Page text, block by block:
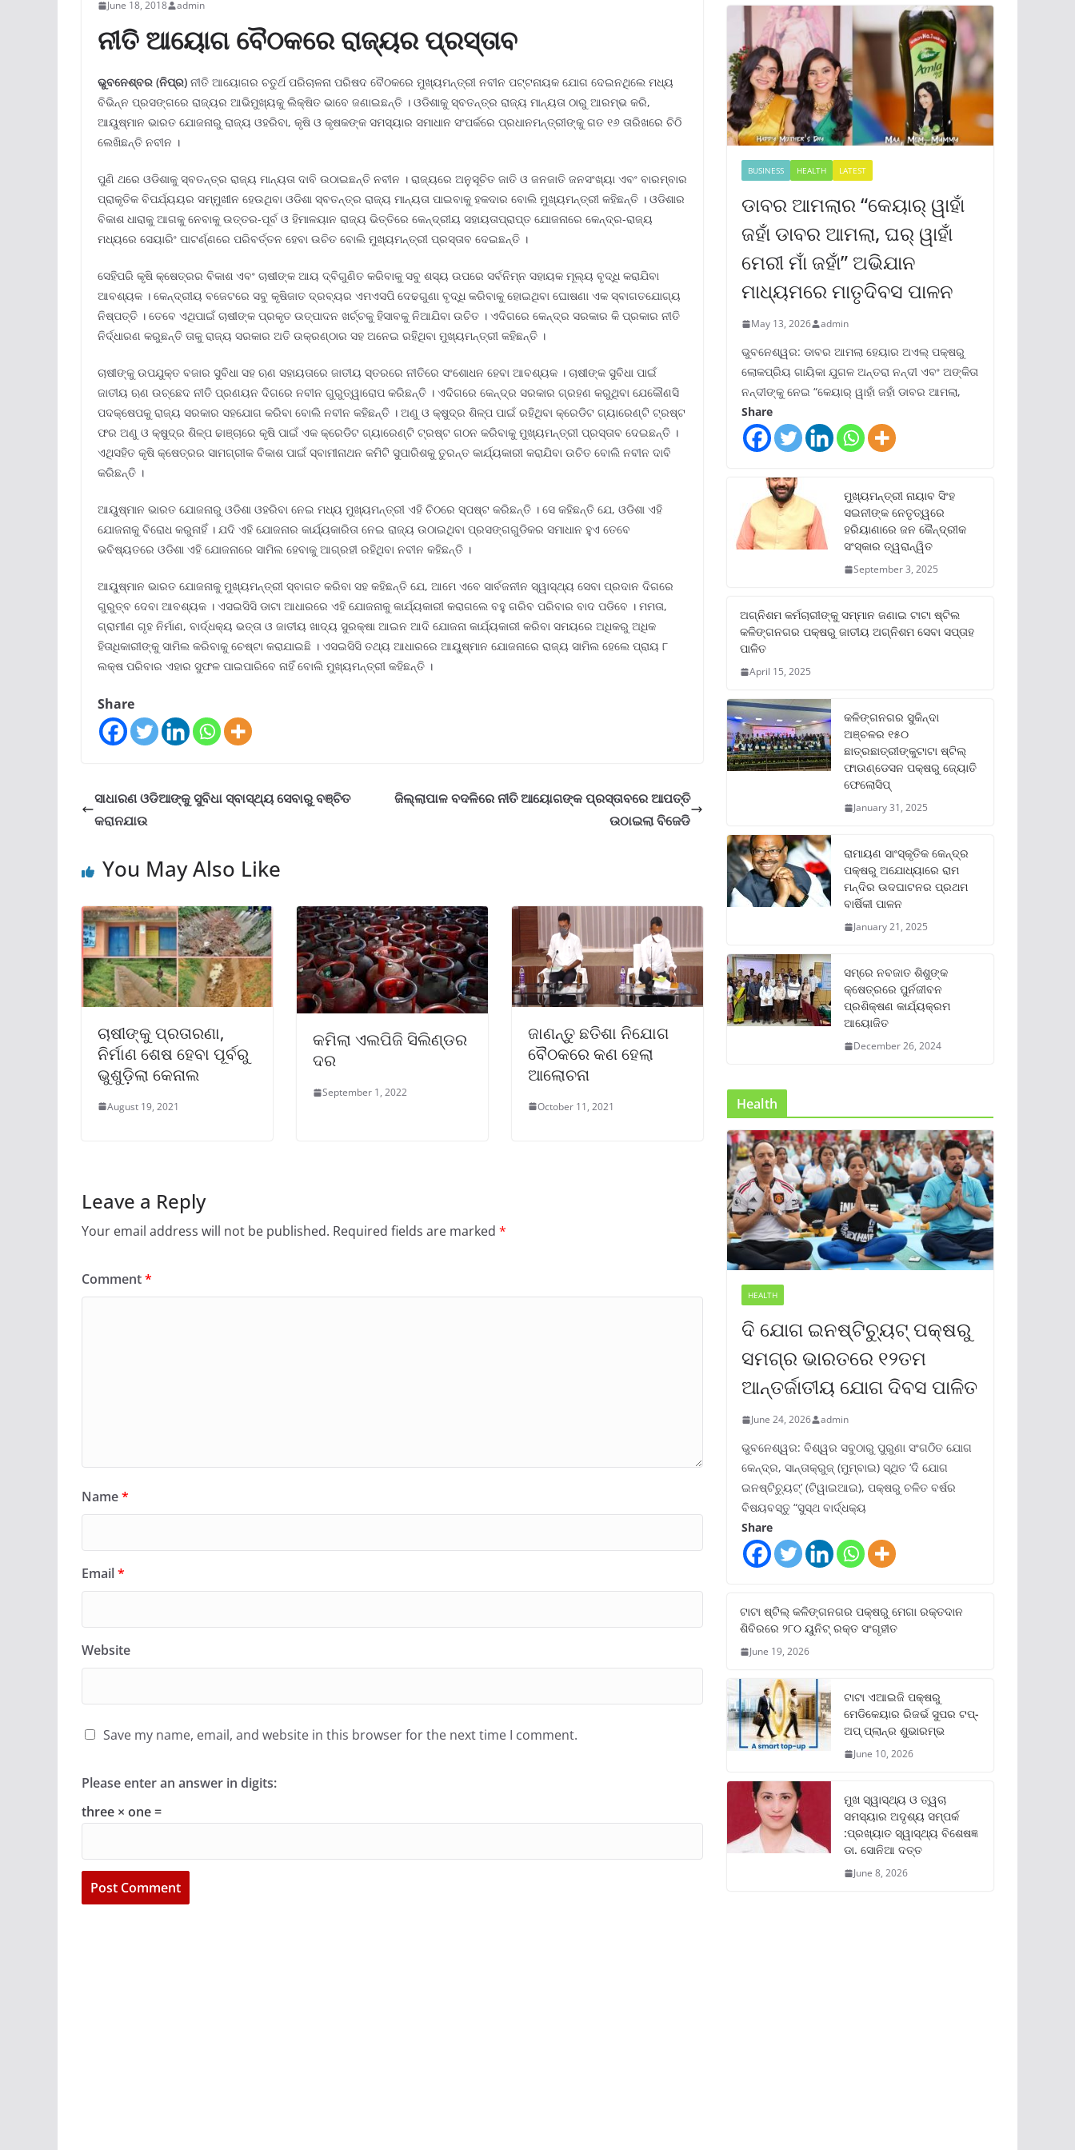
June 18, 2018 admin
ନୀତି ଆୟୋଗ ବୈଠକରେ ରାଜ୍ୟର ପ୍ରସ୍ତାବ
ଭୁବନେଶ୍ବର (ନିପ୍ର) ନୀତି ଆୟୋଗର ଚତୁର୍ଥ ପରିଚାଳନା ପରିଷଦ ବୈଠକରେ ମୁଖ୍ୟମନ୍ତ୍ରୀ ନବୀନ ପଟ୍ଟନାୟକ ଯୋଗ ଦେଇନଥିଲେ ମଧ୍ୟ
ବିଭିନ୍ନ ପ୍ରସଙ୍ଗରେ ରାଜ୍ୟର ଆଭିମୁଖ୍ୟକୁ ଲିକ୍ଷିତ ଭାବେ ଜଣାଇଛନ୍ତି । ଓଡିଶାକୁ ସ୍ବତନ୍ତ୍ର ରାଜ୍ୟ ମାନ୍ୟତା ଠାରୁ ଆରମ୍ଭ କରି,
ଆୟୁଷ୍ମାନ ଭାରତ ଯୋଜନାରୁ ରାଜ୍ୟ ଓହରିବା, କୃଷି ଓ କୃଷକଙ୍କ ସମସ୍ୟାର ସମାଧାନ ସଂପର୍କରେ ପ୍ରଧାନମନ୍ତ୍ରୀଙ୍କୁ ଗତ ୧୬ ତାରିଖରେ ଚିଠି
ଲେଖିଛନ୍ତି ନବୀନ ।
ପୁଣି ଥରେ ଓଡିଶାକୁ ସ୍ବତନ୍ତ୍ର ରାଜ୍ୟ ମାନ୍ୟତା ଦାବି ଉଠାଇଛନ୍ତି ନବୀନ । ରାଜ୍ୟରେ ଅନୁସୂଚିତ ଜାତି ଓ ଜନଜାତି ଜନସଂଖ୍ୟା ଏବଂ ବାରମ୍ବାର
ପ୍ରାକୃତିକ ବିପର୍ଯ୍ୟୟର ସମ୍ମୁଖୀନ ହେଉଥିବା ଓଡିଶା ସ୍ବତନ୍ତ୍ର ରାଜ୍ୟ ମାନ୍ୟତା ପାଇବାକୁ ହକଦାର ବୋଲି ମୁଖ୍ୟମନ୍ତ୍ରୀ କହିଛନ୍ତି । ଓଡିଶାର
ବିକାଶ ଧାରାକୁ ଆଗକୁ ନେବାକୁ ଉତ୍ତର-ପୂର୍ବ ଓ ହିମାଳୟାନ ରାଜ୍ୟ ଭିତ୍ତିରେ କେନ୍ଦ୍ରୀୟ ସହାୟତାପ୍ରାପ୍ତ ଯୋଜନାରେ କେନ୍ଦ୍ର-ରାଜ୍ୟ
ମଧ୍ୟରେ ସେୟାରିଂ ପାଟର୍ଣ୍ଣରେ ପରିବର୍ତ୍ତନ ହେବା ଉଚିତ ବୋଲି ମୁଖ୍ୟମନ୍ତ୍ରୀ ପ୍ରସ୍ତାବ ଦେଇଛନ୍ତି ।
ସେହିପରି କୃଷି କ୍ଷେତ୍ରର ବିକାଶ ଏବଂ ଚାଷୀଙ୍କ ଆୟ ଦ୍ବିଗୁଣିତ କରିବାକୁ ସବୁ ଶସ୍ୟ ଉପରେ ସର୍ବନିମ୍ନ ସହାୟକ ମୂଲ୍ୟ ବୃଦ୍ଧି କରାଯିବା
ଆବଶ୍ୟକ । କେନ୍ଦ୍ରୀୟ ବଜେଟରେ ସବୁ କୃଷିଜାତ ଦ୍ରବ୍ୟର ଏମଏସପି ଦେଢଗୁଣା ବୃଦ୍ଧି କରିବାକୁ ହୋଇଥିବା ଘୋଷଣା ଏକ ସ୍ବାଗତଯୋଗ୍ୟ
ନିଷ୍ପତ୍ତି । ତେବେ ଏଥିପାଇଁ ଚାଷୀଙ୍କ ପ୍ରକୃତ ଉତ୍ପାଦନ ଖର୍ଚ୍ଚକୁ ହିସାବକୁ ନିଆଯିବା ଉଚିତ । ଏଦିଗରେ କେନ୍ଦ୍ର ସରକାର କି ପ୍ରକାର ନୀତି
ନିର୍ଦ୍ଧାରଣ କରୁଛନ୍ତି ତାକୁ ରାଜ୍ୟ ସରକାର ଅତି ଉକ୍ରଣ୍ଠାର ସହ ଅନେଇ ରହିଥିବା ମୁଖ୍ୟମନ୍ତ୍ରୀ କହିଛନ୍ତି ।
ଚାଷୀଙ୍କୁ ଉପଯୁକ୍ତ ବଜାର ସୁବିଧା ସହ ଋଣ ସହାୟତାରେ ଜାତୀୟ ସ୍ତରରେ ନୀତିରେ ସଂଶୋଧନ ହେବା ଆବଶ୍ୟକ । ଚାଷୀଙ୍କ ସୁବିଧା ପାଇଁ
ଜାତୀୟ ଋଣ ଉଚ୍ଛେଦ ନୀତି ପ୍ରଣୟନ ଦିଗରେ ନବୀନ ଗୁରୁତ୍ୱାରୋପ କରିଛନ୍ତି । ଏଦିଗରେ କେନ୍ଦ୍ର ସରକାର ଗ୍ରହଣ କରୁଥିବା ଯେକୌଣସି
ପଦକ୍ଷେପକୁ ରାଜ୍ୟ ସରକାର ସହଯୋଗ କରିବା ବୋଲି ନବୀନ କହିଛନ୍ତି । ଅଣୁ ଓ କ୍ଷୁଦ୍ର ଶିଳ୍ପ ପାଇଁ ରହିଥିବା କ୍ରେଡିଟ ଗ୍ୟାରେଣ୍ଟି ଟ୍ରଷ୍ଟ
ଫର ଅଣୁ ଓ କ୍ଷୁଦ୍ର ଶିଳ୍ପ ଢାଞ୍ଚାରେ କୃଷି ପାଇଁ ଏକ କ୍ରେଡିଟ ଗ୍ୟାରେଣ୍ଟି ଟ୍ରଷ୍ଟ ଗଠନ କରିବାକୁ ମୁଖ୍ୟମନ୍ତ୍ରୀ ପ୍ରସ୍ତାବ ଦେଇଛନ୍ତି ।
ଏଥିସହିତ କୃଷି କ୍ଷେତ୍ରର ସାମଗ୍ରୀକ ବିକାଶ ପାଇଁ ସ୍ବାମୀନାଥନ କମିଟି ସୁପାରିଶକୁ ତୁରନ୍ତ କାର୍ଯ୍ୟକାରୀ କରାଯିବା ଉଚିତ ବୋଲି ନବୀନ ଦାବି
କରିଛନ୍ତି ।
ଆୟୁଷ୍ମାନ ଭାରତ ଯୋଜନାରୁ ଓଡିଶା ଓହରିବା ନେଇ ମଧ୍ୟ ମୁଖ୍ୟମନ୍ତ୍ରୀ ଏହି ଚିଠରେ ସ୍ପଷ୍ଟ କରିଛନ୍ତି । ସେ କହିଛନ୍ତି ଯେ, ଓଡିଶା ଏହି
ଯୋଜନାକୁ ବିରୋଧ କରୁନାହିଁ । ଯଦି ଏହି ଯୋଜନାର କାର୍ଯ୍ୟକାରିତା ନେଇ ରାଜ୍ୟ ଉଠାଇଥିବା ପ୍ରସଙ୍ଗଗୁଡିକର ସମାଧାନ ହୁଏ ତେବେ
ଭବିଷ୍ୟତରେ ଓଡିଶା ଏହି ଯୋଜନାରେ ସାମିଲ ହେବାକୁ ଆଗ୍ରହୀ ରହିଥିବା ନବୀନ କହିଛନ୍ତି ।
ଆୟୁଷ୍ମାନ ଭାରତ ଯୋଜନାକୁ ମୁଖ୍ୟମନ୍ତ୍ରୀ ସ୍ବାଗତ କରିବା ସହ କହିଛନ୍ତି ଯେ, ଆମେ ଏବେ ସାର୍ବଜନୀନ ସ୍ୱାସ୍ଥ୍ୟ ସେବା ପ୍ରଦାନ ଦିଗରେ
ଗୁରୁତ୍ବ ଦେବା ଆବଶ୍ୟକ । ଏସଇସିସି ଡାଟା ଆଧାରରେ ଏହି ଯୋଜନାକୁ କାର୍ଯ୍ୟକାରୀ କରାଗଲେ ବହୁ ଗରିବ ପରିବାର ବାଦ ପଡିବେ । ମମତା,
ଗ୍ରାମୀଣ ଗୃହ ନିର୍ମାଣ, ବାର୍ଦ୍ଧକ୍ୟ ଭତ୍ତା ଓ ଜାତୀୟ ଖାଦ୍ୟ ସୁରକ୍ଷା ଆଇନ ଆଦି ଯୋଜନା କାର୍ଯ୍ୟକାରୀ କରିବା ସମୟରେ ଅଧିକରୁ ଅଧିକ
ହିତାଧିକାରୀଙ୍କୁ ସାମିଲ କରିବାକୁ ଚେଷ୍ଟା କରାଯାଇଛି । ଏସଇସିସି ତଥ୍ୟ ଆଧାରରେ ଆୟୁଷ୍ମାନ ଯୋଜନାରେ ରାଜ୍ୟ ସାମିଲ ହେଲେ ପ୍ରାୟ ୮
ଲକ୍ଷ ପରିବାର ଏହାର ସୁଫଳ ପାଇପାରିବେ ନାହିଁ ବୋଲି ମୁଖ୍ୟମନ୍ତ୍ରୀ କହିଛନ୍ତି ।
Share
ସାଧାରଣ ଓଡିଆଙ୍କୁ ସୁବିଧା ସ୍ବାସ୍ଥ୍ୟ ସେବାରୁ ବଞ୍ଚିତ
କରାନଯାଉ
ଜିଲ୍ଲାପାଳ ବଦଳିରେ ନୀତି ଆୟୋଗଙ୍କ ପ୍ରସ୍ତାବରେ ଆପତ୍ତି
ଉଠାଇଲା ବିଜେଡି
You May Also Like
ଚାଷୀଙ୍କୁ ପ୍ରତାରଣା,
ନିର୍ମାଣ ଶେଷ ହେବା ପୂର୍ବରୁ
ଭୁଶୁଡ଼ିଲା କେନାଲ
August 19, 2021
କମିଲା ଏଲପିଜି ସିଲିଣ୍ଡର
ଦର
September 1, 2022
ଜାଣନ୍ତୁ ଛତିଶା ନିଯୋଗ
ବୈଠକରେ କଣ ହେଲା
ଆଲୋଚନା
October 11, 2021
Leave a Reply
Your email address will not be published. Required fields are marked *
Comment*
Name*
Email*
Website
Save my name, email, and website in this browser for the next time I comment.
Please enter an answer in digits:
three × one =
BUSINESS HEALTH LATEST
ଡାବର ଆମଲାର “କେୟାର୍ ୱାହାଁ
ଜହାଁ ଡାବର ଆମଲା, ଘର୍ ୱାହାଁ
ମେରୀ ମାଁ ଜହାଁ” ଅଭିଯାନ
ମାଧ୍ୟମରେ ମାତୃଦିବସ ପାଳନ
May 13, 2026 admin
ଭୁବନେଶ୍ୱର: ଡାବର ଆମଲା ହେୟାର ଅଏଲ୍ ପକ୍ଷରୁ
ଲୋକପ୍ରିୟ ଗାୟିକା ଯୁଗଳ ଅନ୍ତରା ନନ୍ଦୀ ଏବଂ ଅଙ୍କିତା
ନନ୍ଦୀଙ୍କୁ ନେଇ “କେୟାର୍ ୱାହାଁ ଜହାଁ ଡାବର ଆମଲା,
Share
ମୁଖ୍ୟମନ୍ତ୍ରୀ ନାୟାବ ସିଂହ
ସଇନୀଙ୍କ ନେତୃତ୍ୱରେ
ହରିୟାଣାରେ ଜନ କୈନ୍ଦ୍ରୀକ
ସଂସ୍କାର ତ୍ୱରାନ୍ୱିତ
September 3, 2025
ଅଗ୍ନିଶମ କର୍ମଚାରୀଙ୍କୁ ସମ୍ମାନ ଜଣାଇ ଟାଟା ଷ୍ଟିଲ
କଳିଙ୍ଗନଗର ପକ୍ଷରୁ ଜାତୀୟ ଅଗ୍ନିଶମ ସେବା ସପ୍ତାହ
ପାଳିତ
April 15, 2025
କଳିଙ୍ଗନଗର ସୁକିନ୍ଦା
ଅଞ୍ଚଳର ୧୫୦
ଛାତ୍ରଛାତ୍ରୀଙ୍କୁଟାଟା ଷ୍ଟିଲ୍
ଫାଉଣ୍ଡେସନ ପକ୍ଷରୁ ଜ୍ୟୋତି
ଫେଲୋସିପ୍‌
January 31, 2025
ରାମାୟଣ ସାଂସ୍କୃତିକ କେନ୍ଦ୍ର
ପକ୍ଷରୁ ଅଯୋଧ୍ୟାରେ ରାମ
ମନ୍ଦିର ଉଦଘାଟନର ପ୍ରଥମ
ବାର୍ଷିକୀ ପାଳନ
January 21, 2025
ସମ୍‌ରେ ନବଜାତ ଶିଶୁଙ୍କ
କ୍ଷେତ୍ରରେ ପୁର୍ନଜୀବନ
ପ୍ରଶିକ୍ଷଣ କାର୍ଯ୍ୟକ୍ରମ
ଆୟୋଜିତ
December 26, 2024
Health
HEALTH
ଦି ଯୋଗ ଇନଷ୍ଟିଚ୍ୟୁଟ୍ ପକ୍ଷରୁ
ସମଗ୍ର ଭାରତରେ ୧୨ତମ
ଆନ୍ତର୍ଜାତୀୟ ଯୋଗ ଦିବସ ପାଳିତ
June 24, 2026 admin
ଭୁବନେଶ୍ୱର: ବିଶ୍ୱର ସବୁଠାରୁ ପୁରୁଣା ସଂଗଠିତ ଯୋଗ
କେନ୍ଦ୍ର, ସାନ୍ତାକ୍ରୁଜ୍ (ମୁମ୍ବାଇ) ସ୍ଥିତ ‘ଦି ଯୋଗ
ଇନଷ୍ଟିଚ୍ୟୁଟ୍‌’ (ଟିୱାଇଆଇ), ପକ୍ଷରୁ ଚଳିତ ବର୍ଷର
ବିଷୟବସ୍ତୁ “ସୁସ୍ଥ ବାର୍ଦ୍ଧକ୍ୟ
Share
ଟାଟା ଷ୍ଟିଲ୍‌ କଳିଙ୍ଗନଗର ପକ୍ଷରୁ ମେଗା ରକ୍ତଦାନ
ଶିବିରରେ ୨୮୦ ୟୁନିଟ୍‌ ରକ୍ତ ସଂଗୃହୀତ
June 19, 2026
ଟାଟା ଏଆଇଜି ପକ୍ଷରୁ
ମେଡିକେୟାର ରିଜର୍ଭ ସୁପର ଟପ୍‌-
ଅପ୍ ପ୍ଲାନ୍‌ର ଶୁଭାରମ୍ଭ
June 10, 2026
ମୁଖ ସ୍ୱାସ୍ଥ୍ୟ ଓ ତ୍ୱଚା
ସମସ୍ୟାର ଅଦୃଶ୍ୟ ସମ୍ପର୍କ
:ପ୍ରଖ୍ୟାତ ସ୍ୱାସ୍ଥ୍ୟ ବିଶେଷଜ୍ଞ
ଡା. ସୋନିଆ ଦତ୍ତ
June 8, 2026